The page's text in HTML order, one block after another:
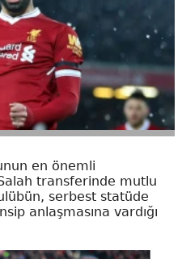
en önemli
transferinde mutlu
serbest statüde
anlaşmasına vardığı